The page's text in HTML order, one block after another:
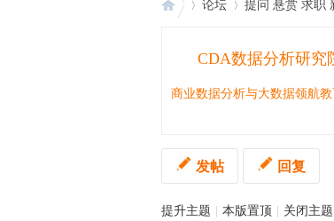
论坛 提问 悬赏 求职
CDA数据分析研究
商业数据分析与大数据领航
发帖 回复
提升主题 本版置顶 关闭主题